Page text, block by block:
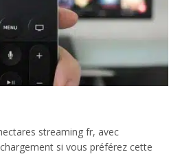
streaming fr, avec
si vous préférez cette